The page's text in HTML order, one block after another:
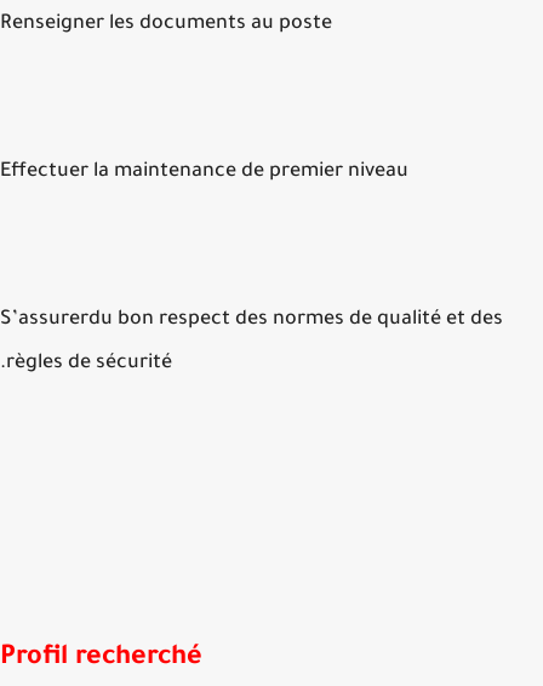
Renseigner les documents au poste
Effectuer la maintenance de premier niveau
S’assurerdu bon respect des normes de qualité et des
règles de sécurité.
Profil recherché